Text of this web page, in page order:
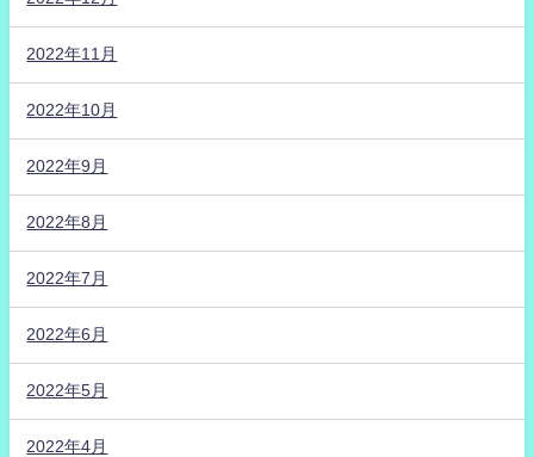
2022年11月
2022年10月
2022年9月
2022年8月
2022年7月
2022年6月
2022年5月
2022年4月